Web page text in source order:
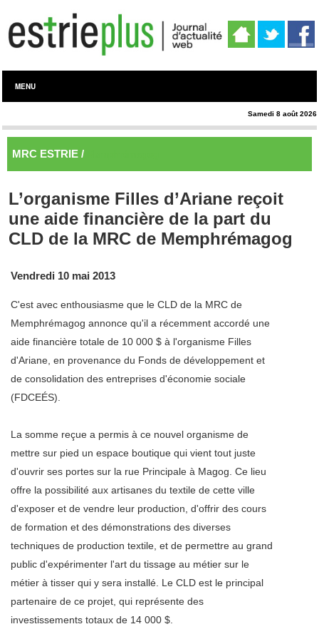
MENU
Samedi 8 août 2026
MRC ESTRIE /
L’organisme Filles d’Ariane reçoit
une aide financière de la part du
CLD de la MRC de Memphrémagog
Vendredi 10 mai 2013
C'est avec enthousiasme que le CLD de la MRC de
Memphrémagog annonce qu'il a récemment accordé une
aide financière totale de 10 000 $ à l'organisme Filles
d'Ariane, en provenance du Fonds de développement et
de consolidation des entreprises d'économie sociale
(FDCEÉS).
La somme reçue a permis à ce nouvel organisme de
mettre sur pied un espace boutique qui vient tout juste
d'ouvrir ses portes sur la rue Principale à Magog. Ce lieu
offre la possibilité aux artisanes du textile de cette ville
d'exposer et de vendre leur production, d'offrir des cours
de formation et des démonstrations des diverses
techniques de production textile, et de permettre au grand
public d'expérimenter l'art du tissage au métier sur le
métier à tisser qui y sera installé. Le CLD est le principal
partenaire de ce projet, qui représente des
investissements totaux de 14 000 $.